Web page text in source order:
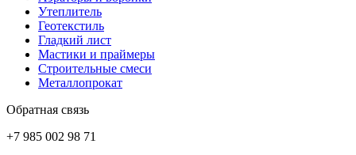
Утеплитель
Геотекстиль
Гладкий лист
Мастики и праймеры
Строительные смеси
Металлопрокат
Обратная связь
+7 985 002 98 71